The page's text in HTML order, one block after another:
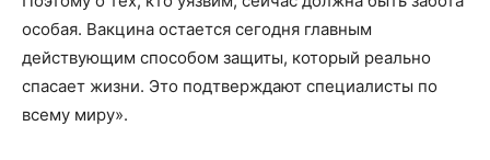
особая. Вакцина остается сегодня главным
действующим способом защиты, который реально
спасает жизни. Это подтверждают специалисты по
всему миру».